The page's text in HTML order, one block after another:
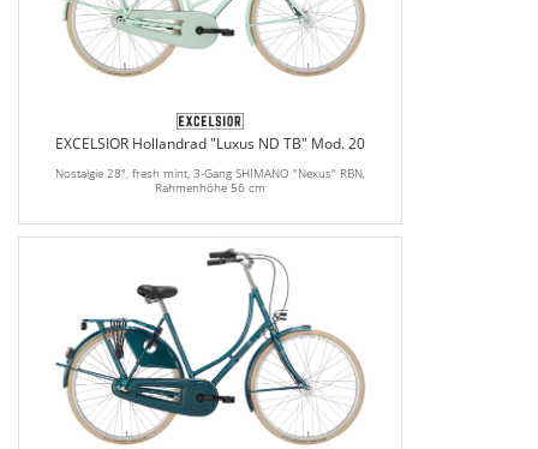
EXCELSIOR Hollandrad "Luxus ND TB" Mod. 20
Nostalgie 28", fresh mint, 3-Gang SHIMANO "Nexus" RBN,
Rahmenhöhe 56 cm